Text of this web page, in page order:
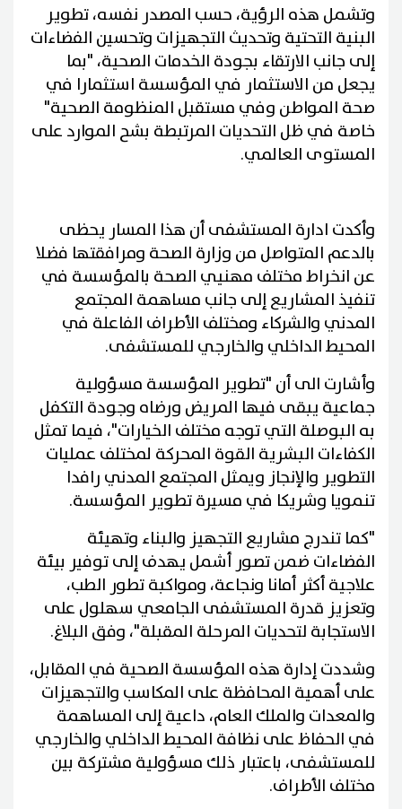
وتشمل هذه الرؤية، حسب المصدر نفسه، تطوير
البنية التحتية وتحديث التجهيزات وتحسين الفضاءات
إلى جانب الارتقاء بجودة الخدمات الصحية، "بما
يجعل من الاستثمار في المؤسسة استثمارا في
صحة المواطن وفي مستقبل المنظومة الصحية"
خاصة في ظل التحديات المرتبطة بشح الموارد على
المستوى العالمي.
وأكدت ادارة المستشفى أن هذا المسار يحظى
بالدعم المتواصل من وزارة الصحة ومرافقتها فضلا
عن انخراط مختلف مهنيي الصحة بالمؤسسة في
تنفيذ المشاريع إلى جانب مساهمة المجتمع
المدني والشركاء ومختلف الأطراف الفاعلة في
المحيط الداخلي والخارجي للمستشفى.
وأشارت الى أن "تطوير المؤسسة مسؤولية
جماعية يبقى فيها المريض ورضاه وجودة التكفل
به البوصلة التي توجه مختلف الخيارات"، فيما تمثل
الكفاءات البشرية القوة المحركة لمختلف عمليات
التطوير والإنجاز ويمثل المجتمع المدني رافدا
تنمويا وشريكا في مسيرة تطوير المؤسسة.
"كما تندرج مشاريع التجهيز والبناء وتهيئة
الفضاءات ضمن تصور أشمل يهدف إلى توفير بيئة
علاجية أكثر أمانا ونجاعة، ومواكبة تطور الطب،
وتعزيز قدرة المستشفى الجامعي سهلول على
الاستجابة لتحديات المرحلة المقبلة"، وفق البلاغ.
وشددت إدارة هذه المؤسسة الصحية في المقابل،
على أهمية المحافظة على المكاسب والتجهيزات
والمعدات والملك العام، داعية إلى المساهمة
في الحفاظ على نظافة المحيط الداخلي والخارجي
للمستشفى، باعتبار ذلك مسؤولية مشتركة بين
مختلف الأطراف.